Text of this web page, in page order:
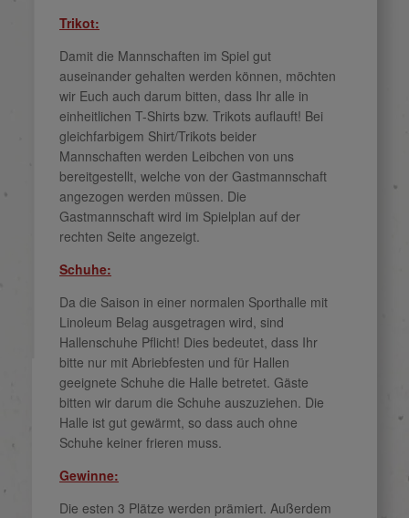
Trikot:
Damit die Mannschaften im Spiel gut
auseinander gehalten werden können, möchten
wir Euch auch darum bitten, dass Ihr alle in
einheitlichen T-Shirts bzw. Trikots auflauft! Bei
gleichfarbigem Shirt/Trikots beider
Mannschaften werden Leibchen von uns
bereitgestellt, welche von der Gastmannschaft
angezogen werden müssen. Die
Gastmannschaft wird im Spielplan auf der
rechten Seite angezeigt.
Schuhe:
Da die Saison in einer normalen Sporthalle mit
Linoleum Belag ausgetragen wird, sind
Hallenschuhe Pflicht! Dies bedeutet, dass Ihr
bitte nur mit Abriebfesten und für Hallen
geeignete Schuhe die Halle betretet. Gäste
bitten wir darum die Schuhe auszuziehen. Die
Halle ist gut gewärmt, so dass auch ohne
Schuhe keiner frieren muss.
Gewinne:
Die esten 3 Plätze werden prämiert. Außerdem